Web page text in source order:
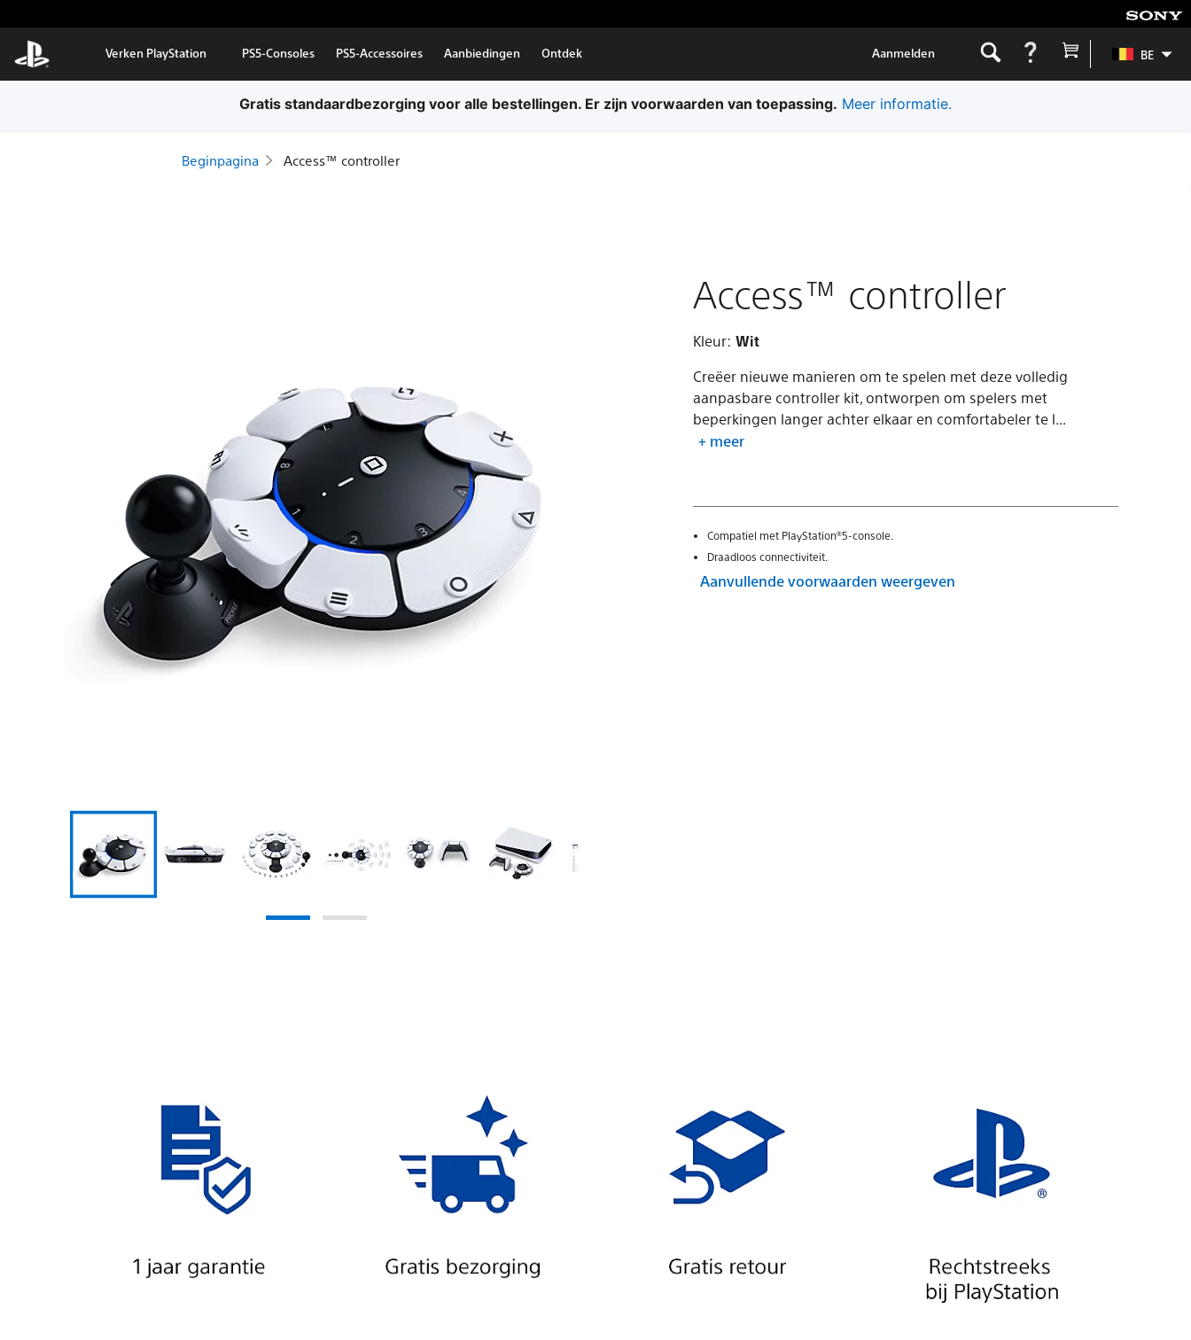
Verken PlayStation PS5-Consoles PS5-Accessoires Aanbiedingen Ontdek Aanmelden BE
Gratis standaardbezorging voor alle bestellingen. Er zijn voorwaarden van toepassing. Meer informatie.
Beginpagina Access™ controller
Access™ controller
Kleur: Wit
Creëer nieuwe manieren om te spelen met deze volledig
aanpasbare controller kit, ontworpen om spelers met
beperkingen langer achter elkaar en comfortabeler te l...
+ meer
Compatiel met PlayStation®5-console.
Draadloos connectiviteit.
Aanvullende voorwaarden weergeven